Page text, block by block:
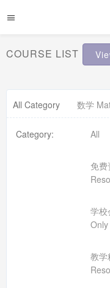
COURSE LIST
All Category 数学
Category: All
免
学校
教学